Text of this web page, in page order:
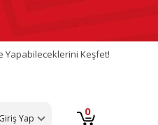
Yapabileceklerini Keşfet!
Giriş Yap 0